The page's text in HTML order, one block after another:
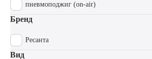
пневмоподжиг (on-air)
Бренд
Ресанта
Вид